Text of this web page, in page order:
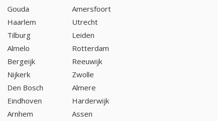
Gouda
Haarlem
Tilburg
Almelo
Bergeijk
Nijkerk
Den Bosch
Eindhoven
Arnhem
Amersfoort
Utrecht
Leiden
Rotterdam
Reeuwijk
Zwolle
Almere
Harderwijk
Assen